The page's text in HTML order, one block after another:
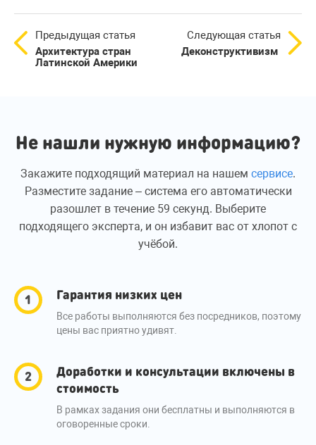
Предыдущая статья
Архитектура стран
Латинской Америки
Следующая статья
Деконструктивизм
Не нашли нужную информацию?
Закажите подходящий материал на нашем сервисе.
Разместите задание – система его автоматически
разошлет в течение 59 секунд. Выберите
подходящего эксперта, и он избавит вас от хлопот с
учёбой.
Гарантия низких цен
Все работы выполняются без посредников, поэтому
цены вас приятно удивят.
Доработки и консультации включены в
стоимость
В рамках задания они бесплатны и выполняются в
оговоренные сроки.